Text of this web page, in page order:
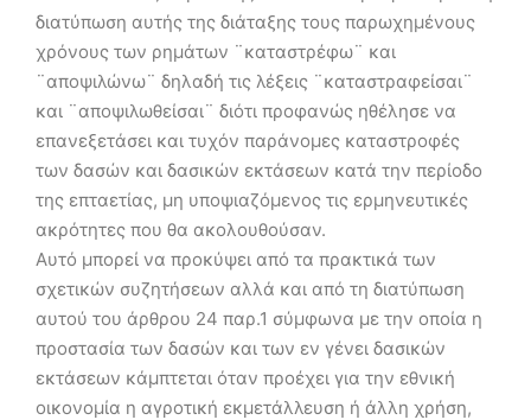
διατύπωση αυτής της διάταξης τους παρωχημένους
χρόνους των ρημάτων ¨καταστρέφω¨ και
¨αποψιλώνω¨ δηλαδή τις λέξεις ¨καταστραφείσαι¨
και ¨αποψιλωθείσαι¨ διότι προφανώς ηθέλησε να
επανεξετάσει και τυχόν παράνομες καταστροφές
των δασών και δασικών εκτάσεων κατά την περίοδο
της επταετίας, μη υποψιαζόμενος τις ερμηνευτικές
ακρότητες που θα ακολουθούσαν.
Αυτό μπορεί να προκύψει από τα πρακτικά των
σχετικών συζητήσεων αλλά και από τη διατύπωση
αυτού του άρθρου 24 παρ.1 σύμφωνα με την οποία η
προστασία των δασών και των εν γένει δασικών
εκτάσεων κάμπτεται όταν προέχει για την εθνική
οικονομία η αγροτική εκμετάλλευση ή άλλη χρήση,